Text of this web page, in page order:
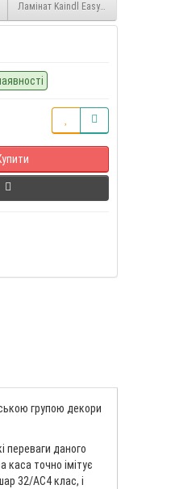
Кленовий оксамит (Maple Velvet O631) 8
Ламінат Kaindl Easy Touch Дубова суєта
групою декори
переваги даного
каса точно імітує
32/AC4 клас, і